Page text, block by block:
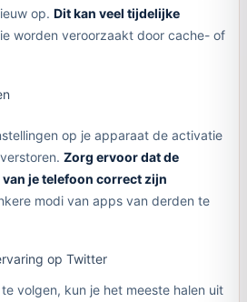
op. Dit kan veel tijdelijke
worden veroorzaakt door cache- of
op je apparaat de activatie
Zorg ervoor dat de
je telefoon correct zijn
modi van apps van derden te
op Twitter
volgen, kun je het meeste halen uit